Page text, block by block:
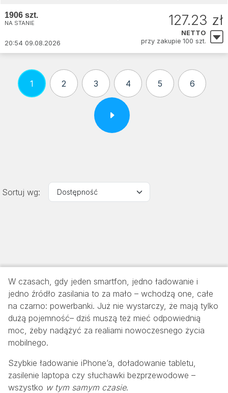
W czasach, gdy jeden smartfon, jedno ładowanie i
jedno źródło zasilania to za mało – wchodzą one, całe
na czarno: powerbanki. Już nie wystarczy, że mają tylko
dużą pojemność– dziś muszą też mieć odpowiednią
moc, żeby nadążyć za realiami nowoczesnego życia
mobilnego.
Szybkie ładowanie iPhone’a, doładowanie tabletu,
zasilenie laptopa czy słuchawki bezprzewodowe –
wszystko w tym samym czasie.
1906 szt.
NA STANIE
20:54 09.08.2026
127.23 zł
NETTO
przy zakupie 100 szt.
1 2 3 4 5 6
Sortuj wg: